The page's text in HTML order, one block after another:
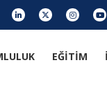
EĞİTİM